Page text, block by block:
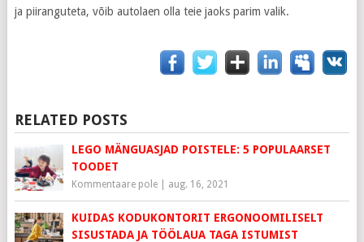
ja piiranguteta, võib autolaen olla teie jaoks parim valik.
RELATED POSTS
LEGO MÄNGUASJAD POISTELE: 5 POPULAARSET
TOODET
Kommentaare pole| aug. 16, 2021
KUIDAS KODUKONTORIT ERGONOOMILISELT
SISUSTADA JA TÖÖLAUA TAGA ISTUMIST